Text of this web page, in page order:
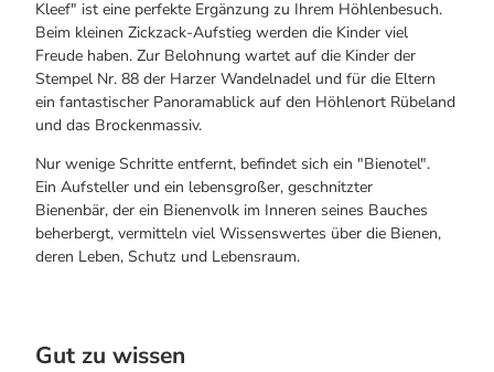
Kleef" ist eine perfekte Ergänzung zu Ihrem Höhlenbesuch.
Beim kleinen Zickzack-Aufstieg werden die Kinder viel
Freude haben. Zur Belohnung wartet auf die Kinder der
Stempel Nr. 88 der Harzer Wandelnadel und für die Eltern
ein fantastischer Panoramablick auf den Höhlenort Rübeland
und das Brockenmassiv.
Nur wenige Schritte entfernt, befindet sich ein "Bienotel".
Ein Aufsteller und ein lebensgroßer, geschnitzter
Bienenbär, der ein Bienenvolk im Inneren seines Bauches
beherbergt, vermitteln viel Wissenswertes über die Bienen,
deren Leben, Schutz und Lebensraum.
Gut zu wissen